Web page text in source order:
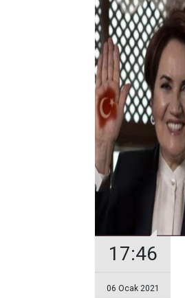
17:46
06 Ocak 2021